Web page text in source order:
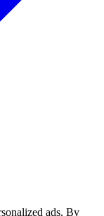
ads. By